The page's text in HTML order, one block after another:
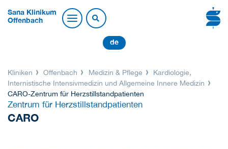
Sana Klinikum
Offenbach
de
Kliniken Offenbach Medizin & Pflege
Kardiologie,
Internistische Intensivmedizin und Allgemeine Innere Medizin
CARO-Zentrum für Herzstillstandpatienten
Zentrum für Herzstillstandpatienten
CARO